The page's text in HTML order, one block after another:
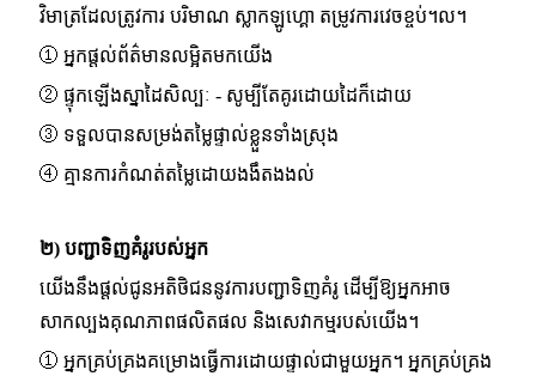
វិមាត្រដែលត្រូវការ បរិមាណ ស្លាកឡូហ្គោ តម្រូវការវេចខ្ចប់។ល។
① អ្នកផ្តល់ព័ត៌មានលម្អិតមកយើង
② ផ្ទុកឡើងស្នាដៃសិល្បៈ - សូម្បីតែគូរដោយដៃក៏ដោយ
③ ទទួលបានសម្រង់តម្លៃផ្ទាល់ខ្លួនទាំងស្រុង
④ គ្មានការកំណត់តម្លៃដោយងងឹតងងល់
២) បញ្ជាទិញគំរូរបស់អ្នក
យើងនឹងផ្តល់ជូនអតិថិជននូវការបញ្ជាទិញគំរូ ដើម្បីឱ្យអ្នកអាច
សាកល្បងគុណភាពផលិតផល និងសេវាកម្មរបស់យើង។
① អ្នកគ្រប់គ្រងគម្រោងធ្វើការដោយផ្ទាល់ជាមួយអ្នក។ អ្នកគ្រប់គ្រង